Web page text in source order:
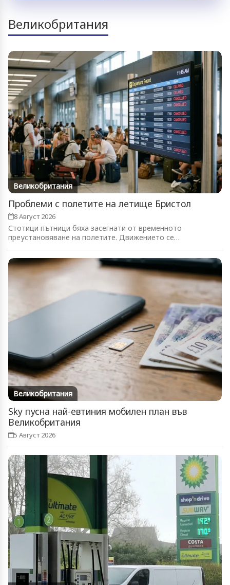
Великобритания
Великобритания
Проблеми с полетите на летище Бристол
8 Август 2026
Стотици пътници бяха засегнати от временното
преустановяване на полетите. Движението се
Великобритания
Sky пусна най-евтиния мобилен план във
Великобритания
5 Август 2026